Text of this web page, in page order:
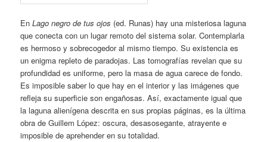
EnLago negro de tus ojos (ed. Runas) hay una misteriosa laguna
que conecta con un lugar remoto del sistema solar. Contemplarla
es hermoso y sobrecogedor al mismo tiempo. Su existencia es
un enigma repleto de paradojas. Las tomografías revelan que su
profundidad es uniforme, pero la masa de agua carece de fondo.
Es imposible saber lo que hay en el interior y las imágenes que
refleja su superficie son engañosas. Así, exactamente igual que
la laguna alienígena descrita en sus propias páginas, es la última
obra de Guillem López: oscura, desasosegante, atrayente e
imposible de aprehender en su totalidad.